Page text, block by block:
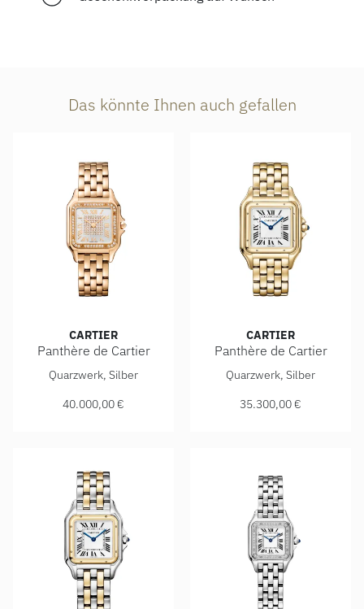
Das könnte Ihnen auch gefallen
CARTIER
Panthère de Cartier
Cartier Panthère de Cartier, Ref: WJPN0041, Preis:
Quarzwerk, Silber
40.000,00 €
CARTIER
Panthère de Cartier
Cartier Panthère de Cartier,
Quarzwerk, Silber
35.300,00 €